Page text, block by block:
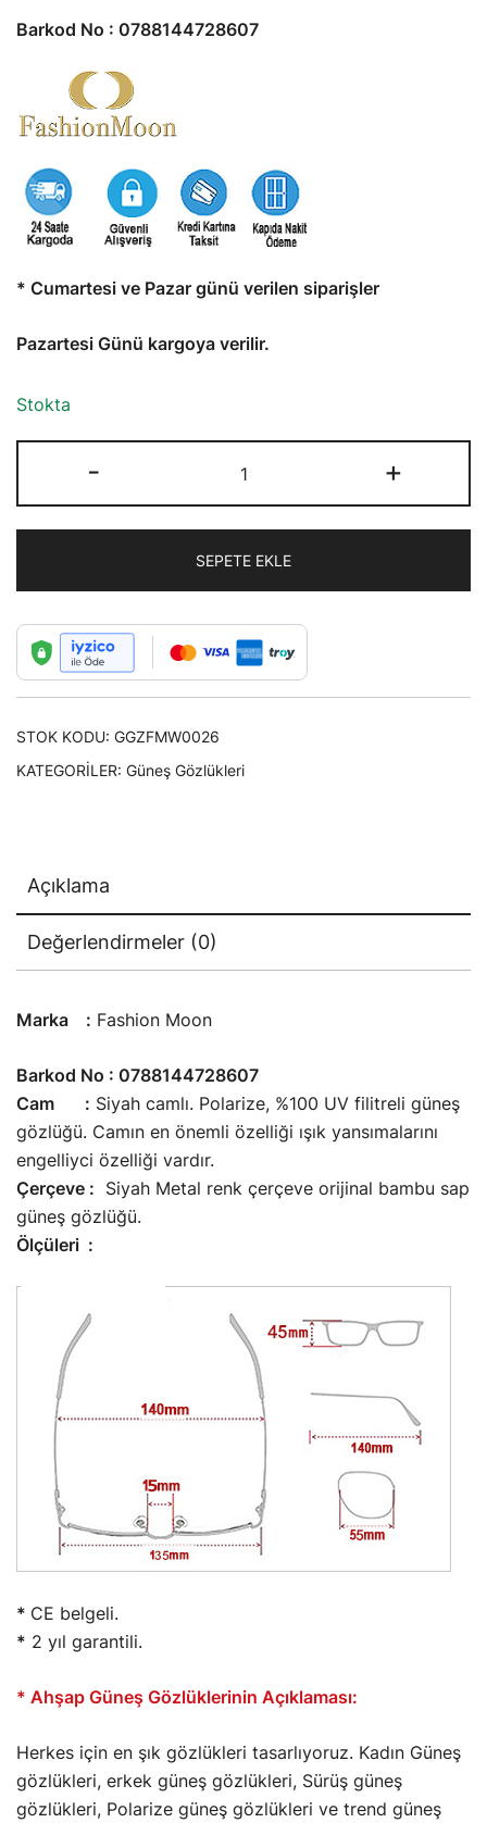
2.083,33₺.
Barkod No : 0788144728607
* Cumartesi ve Pazar günü verilen siparişler
Pazartesi Günü kargoya verilir.
Stokta
-
Moon
Bambu
Pilot
Model
Siyah
Metal
Çerçeveli
Güneş
+
SEPETE EKLE
STOK KODU: GGZFMW0026
KATEGORILER: Güneş Gözlükleri
Açıklama
Değerlendirmeler (0)
Marka : Fashion Moon
Barkod No : 0788144728607
Cam : Siyah camlı. Polarize, %100 UV filitreli güneş
gözlüğü. Camın en önemli özelliği ışık yansımalarını
engelliyci özelliği vardır.
Çerçeve : Siyah Metal renk çerçeve orijinal bambu sap
güneş gözlüğü.
Ölçüleri :
* CE belgeli.
* 2 yıl garantili.
* Ahşap Güneş Gözlüklerinin Açıklaması:
Herkes için en şık gözlükleri tasarlıyoruz. Kadın Güneş
gözlükleri, erkek güneş gözlükleri, Sürüş güneş
gözlükleri, Polarize güneş gözlükleri ve trend güneş